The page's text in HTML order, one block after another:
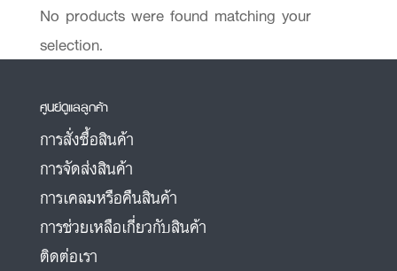
No products were found matching your
selection.
ศูนย์ดูแลลูกค้า
การสั่งซื้อสินค้า
การจัดส่งสินค้า
การเคลมหรือคืนสินค้า
การช่วยเหลือเกี่ยวกับสินค้า
ติดต่อเรา